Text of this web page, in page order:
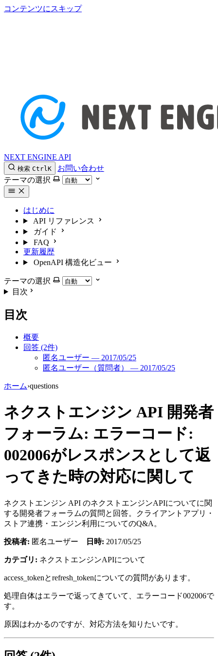
コンテンツにスキップ
NEXT ENGINE API
検索 CtrlK
お問い合わせ
テーマの選択
はじめに
API リファレンス
ガイド
FAQ
更新履歴
OpenAPI 構造化ビュー
テーマの選択
目次
目次
概要
回答 (2件)
匿名ユーザー — 2017/05/25
匿名ユーザー（質問者） — 2017/05/25
ホーム›questions
ネクストエンジン API 開発者
フォーラム: エラーコード:
002006がレスポンスとして返
ってきた時の対応に関して
ネクストエンジン API のネクストエンジンAPIについてに関
する開発者フォーラムの質問と回答。クライアントアプリ・
ストア連携・エンジン利用についてのQ&A。
投稿者: 匿名ユーザー 日時: 2017/05/25
カテゴリ: ネクストエンジンAPIについて
access_tokenとrefresh_tokenについての質問があります。
処理自体はエラーで返ってきていて、エラーコード002006で
す。
原因はわかるのですが、対応方法を知りたいです。